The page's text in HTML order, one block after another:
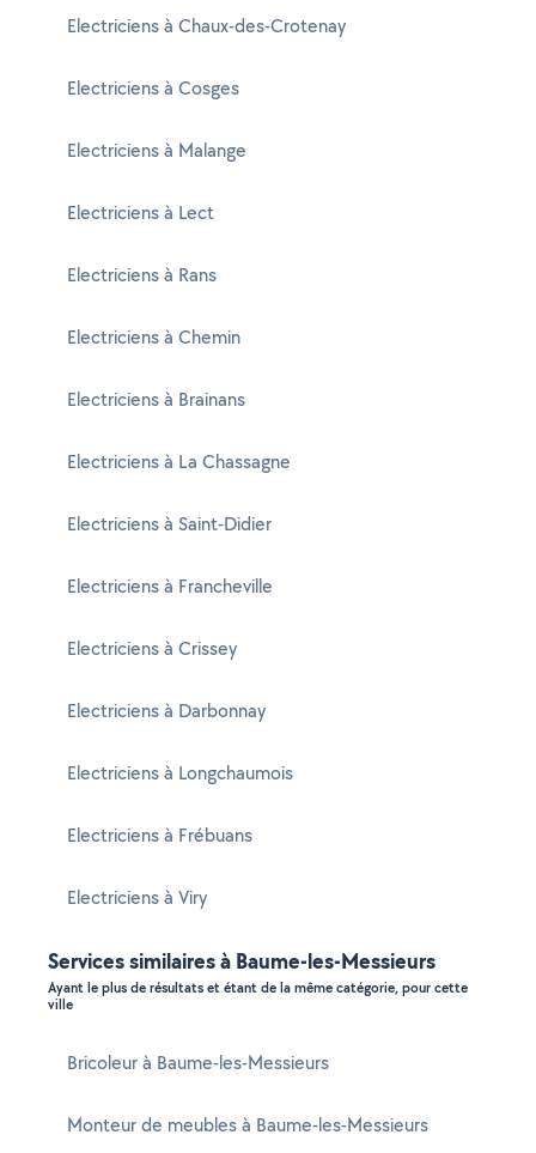
Electriciens à Chaux-des-Crotenay
Electriciens à Cosges
Electriciens à Malange
Electriciens à Lect
Electriciens à Rans
Electriciens à Chemin
Electriciens à Brainans
Electriciens à La Chassagne
Electriciens à Saint-Didier
Electriciens à Francheville
Electriciens à Crissey
Electriciens à Darbonnay
Electriciens à Longchaumois
Electriciens à Frébuans
Electriciens à Viry
Services similaires à Baume-les-Messieurs
Ayant le plus de résultats et étant de la même catégorie, pour cette
ville
Bricoleur à Baume-les-Messieurs
Monteur de meubles à Baume-les-Messieurs